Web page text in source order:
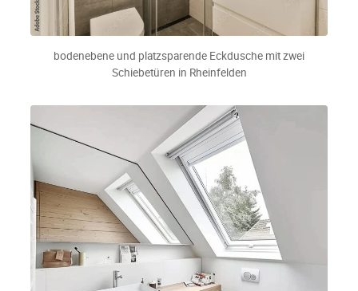
bodenebene und platzsparende Eckdusche mit zwei
Schiebetüren in Rheinfelden